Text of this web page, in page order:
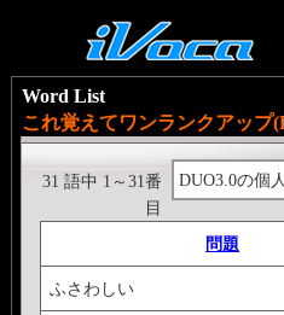
Word List
これ覚えてワンランクアップ
DUO3.0の個
31 語中 1～31番
目
問題
ふさわしい